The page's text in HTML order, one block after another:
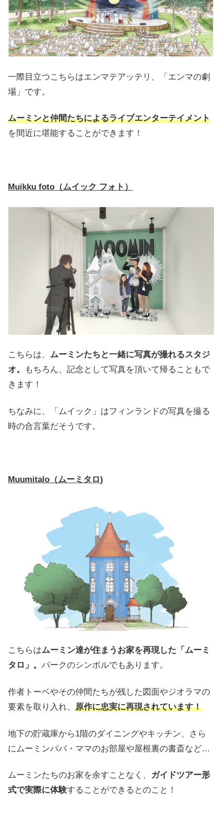
一際目立つこちらはエンマテアッテリ、「エンマの劇
場」です。
ムーミンと仲間たちによるライブエンターテイメント
を間近に堪能することができます！
Muikku foto（ムイック フォト）
こちらは、 ムーミンたちと一緒に写真が撮れるスタジ
オ。
もちろん、記念として写真を頂いて帰ることもで
きます！
ちなみに、「ムイック」はフィンランドの写真を撮る
時の合言葉だそうです。
Muumitalo（ムーミタロ)
こちらはムーミン達が住まうお家を再現した「ムーミ
タロ」。 パークのシンボルでもあります。
作者トーベやその仲間たちが残した図面やジオラマの
要素を取り入れ、 原作に忠実に再現されています！
地下の貯蔵庫から1階のダイニングやキッチン、さら
にムーミンパパ・ママのお部屋や屋根裏の書斎など…
ムーミンたちのお家を余すことなく、
ガイドツアー形
式で実際に体験することができるとのこと！